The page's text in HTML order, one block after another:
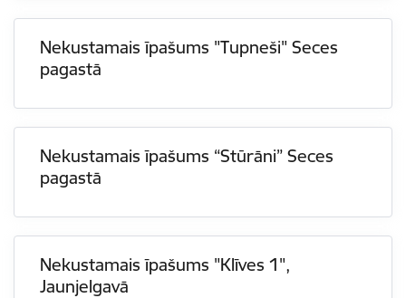
Nekustamais īpašums "Tupneši" Seces
pagastā
Nekustamais īpašums “Stūrāni” Seces
pagastā
Nekustamais īpašums "Klīves 1",
Jaunjelgavā